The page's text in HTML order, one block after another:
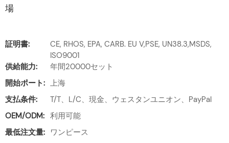
場
証明書:
CE, RHOS, EPA, CARB. EU V,PSE, UN38.3,MSDS,
ISO9001
供給能力:
年間20000セット
開始ポート: 上海
支払条件:
T/T、L/C、現金、ウェスタンユニオン、PayPal
OEM/ODM: 利用可能
最低注文量: ワンピース